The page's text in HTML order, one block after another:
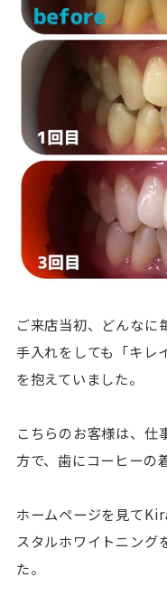
ご来店当初、どんなに
手入れをしても「キレ
を抱えていました。
こちらのお客様は、仕
方で、歯にコーヒーの
ホームページを見て
スタルホワイトニング
た。